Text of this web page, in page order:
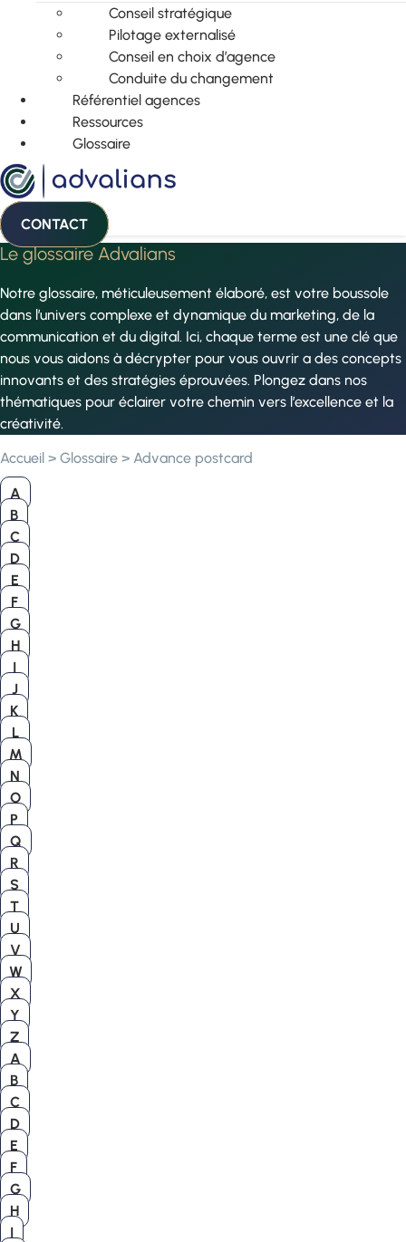
Conseil stratégique
Pilotage externalisé
Conseil en choix d’agence
Conduite du changement
Référentiel agences
Ressources
Glossaire
CONTACT
Le glossaire Advalians
Notre glossaire, méticuleusement élaboré, est votre boussole
dans l’univers complexe et dynamique du marketing, de la
communication et du digital. Ici, chaque terme est une clé que
nous vous aidons à décrypter pour vous ouvrir a des concepts
innovants et des stratégies éprouvées. Plongez dans nos
thématiques pour éclairer votre chemin vers l’excellence et la
créativité.
Accueil > Glossaire > Advance postcard
A
B
C
D
E
F
G
H
I
J
K
L
M
N
O
P
Q
R
S
T
U
V
W
X
Y
Z
A
B
C
D
E
F
G
H
I